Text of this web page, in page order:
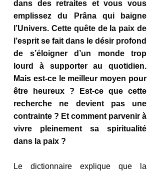
dans des retraites et vous vous
emplissez du Prâna qui baigne
l’Univers. Cette quête de la paix de
l’esprit se fait dans le désir profond
de s’éloigner d’un monde trop
lourd à supporter au quotidien.
Mais est-ce le meilleur moyen pour
être heureux ? Est-ce que cette
recherche ne devient pas une
contrainte ? Et comment parvenir à
vivre pleinement sa spiritualité
dans la paix ?
Le dictionnaire explique que la